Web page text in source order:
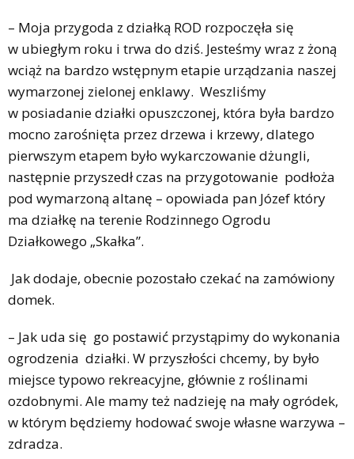
– Moja przygoda z działką ROD rozpoczęła się
w ubiegłym roku i trwa do dziś. Jesteśmy wraz z żoną
wciąż na bardzo wstępnym etapie urządzania naszej
wymarzonej zielonej enklawy. Weszliśmy
w posiadanie działki opuszczonej, która była bardzo
mocno zarośnięta przez drzewa i krzewy, dlatego
pierwszym etapem było wykarczowanie dżungli,
następnie przyszedł czas na przygotowanie podłoża
pod wymarzoną altanę – opowiada pan Józef który
ma działkę na terenie Rodzinnego Ogrodu
Działkowego „Skałka”.
Jak dodaje, obecnie pozostało czekać na zamówiony
domek.
– Jak uda się go postawić przystąpimy do wykonania
ogrodzenia działki. W przyszłości chcemy, by było
miejsce typowo rekreacyjne, głównie z roślinami
ozdobnymi. Ale mamy też nadzieję na mały ogródek,
w którym będziemy hodować swoje własne warzywa –
zdradza.